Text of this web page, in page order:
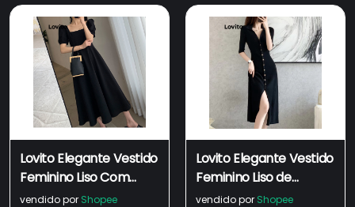
Lovito Elegante Vestido
Feminino Liso Com
Gola Quadrada E
vendido por Shopee
Lovito Elegante Vestido
Feminino Liso de
Moletom com Manga
vendido por Shopee